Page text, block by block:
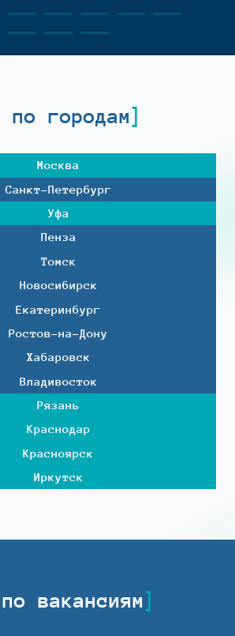
по городам
Москва
Санкт-Петербург
Уфа
Пенза
Томск
Новосибирск
Екатеринбург
Ростов-на-Дону
Хабаровск
Владивосток
Рязань
Краснодар
Красноярск
Иркутск
вакансиям